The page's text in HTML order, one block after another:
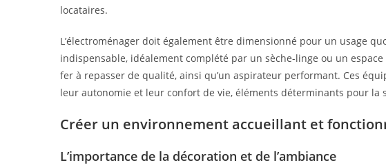
locataires.
L’électroménager doit également être dimensionné pour un usage
indispensable, idéalement complété par un sèche-linge ou un
fer à repasser de qualité, ainsi qu’un aspirateur performant. Ces
leur autonomie et leur confort de vie, éléments déterminants pour la
Créer un environnement accueillant et
L’importance de la décoration et de l’ambiance